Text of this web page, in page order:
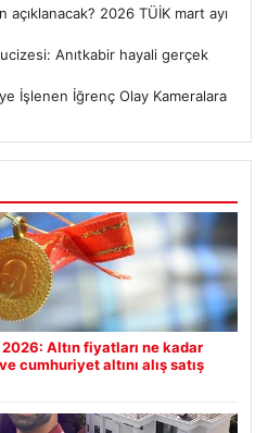
2026 TÜİK mart ayı
Anıtkabir hayali gerçek
İşlenen İğrenç Olay Kameralara
Altın fiyatları ne kadar
cumhuriyet altını alış satış